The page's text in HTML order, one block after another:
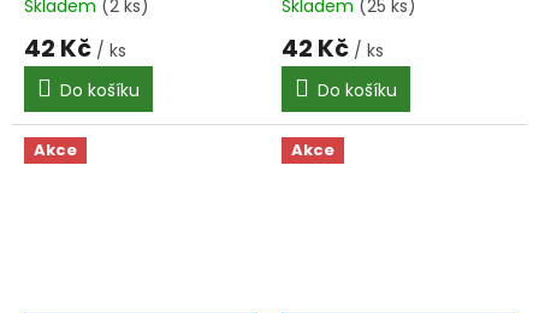
Skladem (2 ks)
42 Kč / ks
Do košíku
Skladem (25 ks)
42 Kč / ks
Do košíku
Akce Akce